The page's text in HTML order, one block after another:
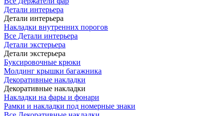
Детали интерьера
Детали интерьера
Накладки внутренних порогов
Все Детали интерьера
Детали экстерьера
Детали экстерьера
Буксировочные крюки
Молдинг крышки багажника
Декоративные накладки
Декоративные накладки
Накладки на фары и фонари
Рамки и накладки под номерные знаки